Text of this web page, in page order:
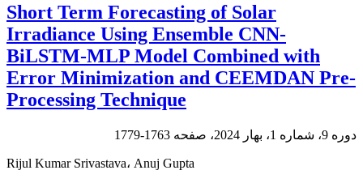
Short Term Forecasting of Solar
Irradiance Using Ensemble CNN-
BiLSTM-MLP Model Combined with
Error Minimization and CEEMDAN Pre-
Processing Technique
دوره 9، شماره 1، بهار 2024، صفحه 1763-1779
Rijul Kumar Srivastava، Anuj Gupta